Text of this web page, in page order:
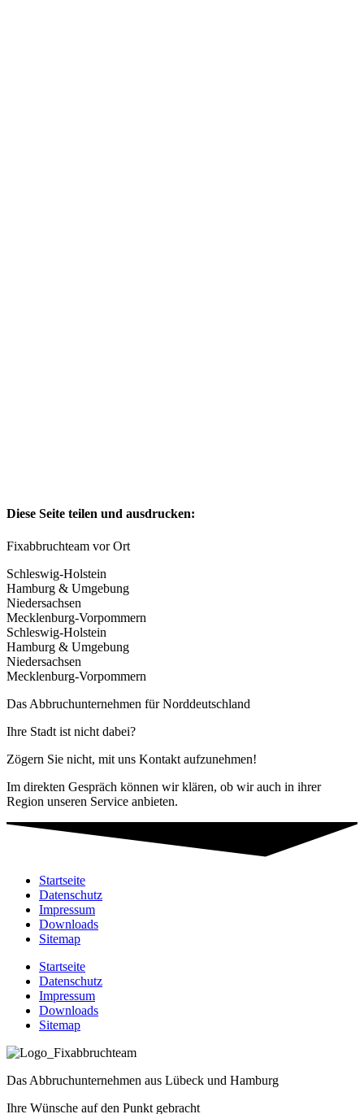
Diese Seite teilen und ausdrucken:
Fixabbruchteam vor Ort
Schleswig-Holstein
Hamburg & Umgebung
Niedersachsen
Mecklenburg-Vorpommern
Schleswig-Holstein
Hamburg & Umgebung
Niedersachsen
Mecklenburg-Vorpommern
Das Abbruchunternehmen für Norddeutschland
Ihre Stadt ist nicht dabei?
Zögern Sie nicht, mit uns Kontakt aufzunehmen!
Im direkten Gespräch können wir klären, ob wir auch in ihrer
Region unseren Service anbieten.
Startseite
Datenschutz
Impressum
Downloads
Sitemap
Startseite
Datenschutz
Impressum
Downloads
Sitemap
Das Abbruchunternehmen aus Lübeck und Hamburg
Ihre Wünsche auf den Punkt gebracht